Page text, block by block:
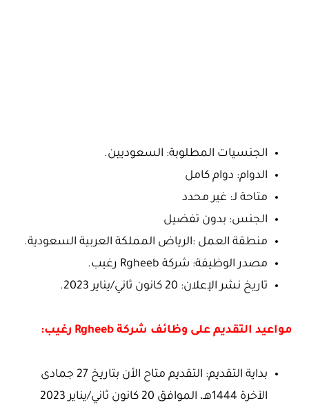
الجنسيات المطلوبة: السعوديين.
الدوام: دوام كامل
متاحة لـ: غير محدد
الجنس: بدون تفضيل
منطقة العمل :الرياض المملكة العربية السعودية.
مصدر الوظيفة: شركة Rgheeb رغيب.
تاريخ نشر الإعلان: 20 كانون ثاني/يناير 2023.
مواعيد التقديم على وظائف شركة Rgheeb رغيب:
بداية التقديم: التقديم متاح الأن بتاريخ 27 جمادى
الآخرة 1444هـ، الموافق 20 كانون ثاني/يناير 2023